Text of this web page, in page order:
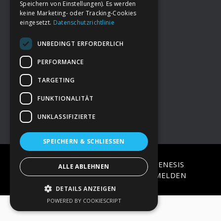
FooterDeine Spende
→ Impressum
→Kontakt zum PAO Team
COPYRIGHT © 2026 · ON
GENESIS
FRAMEWORK·WORDPRESS·ANMELDEN
Speichern von Einstellungen). Es werden
keine Marketing- oder Tracking-Cookies
eingesetzt. Datenschutzrichtlinie
UNBEDINGT ERFORDERLICH
PERFORMANCE
TARGETING
FUNKTIONALITÄT
UNKLASSIFIZIERTE
SPEICHERN & SCHLIESSEN
ALLE ABLEHNEN
DETAILS ANZEIGEN
POWERED BY COOKIESCRIPT